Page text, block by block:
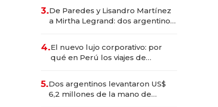
las marcas "fast premium"
3.De Paredes y Lisandro Martínez
a Mirtha Legrand: dos argentinos
4.El nuevo lujo corporativo: por
qué en Perú los viajes de
para convertirse en experiencias
transformadoras
5.Dos argentinos levantaron US$
6,2 millones de la mano de